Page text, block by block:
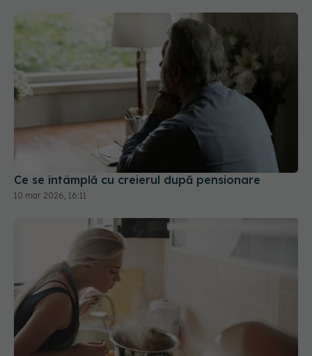
Ce se întâmplă cu creierul după pensionare
10 mar 2026, 16:11